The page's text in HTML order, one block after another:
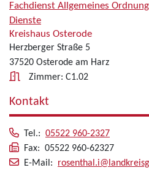
Fachdienst Allgemeines
Dienste
Kreishaus Osterode
Herzberger Straße 5
37520 Osterode am Harz
Zimmer: C1.02
Kontakt
Tel.: 05522 960-2327
Fax: 05522 960-62327
E-Mail: